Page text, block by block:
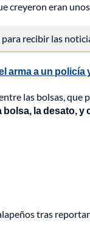
creyeron eran
para recibir las
arma a un policía
las bolsas, que
la desato,
tras